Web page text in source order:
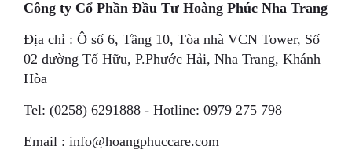
Công ty Cổ Phần Đầu Tư Hoàng Phúc Nha Trang
Địa chỉ : Ô số 6, Tầng 10, Tòa nhà VCN Tower, Số
02 đường Tố Hữu, P.Phước Hải, Nha Trang, Khánh
Hòa
Tel: (0258) 6291888 - Hotline: 0979 275 798
Email : info@hoangphuccare.com